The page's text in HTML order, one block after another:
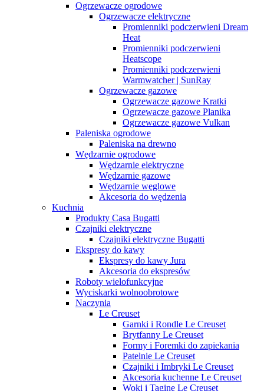
Ogrzewacze ogrodowe
Ogrzewacze elektryczne
Promienniki podczerwieni Dream
Heat
Promienniki podczerwieni
Heatscope
Promienniki podczerwieni
Warmwatcher | SunRay
Ogrzewacze gazowe
Ogrzewacze gazowe Kratki
Ogrzewacze gazowe Planika
Ogrzewacze gazowe Vulkan
Paleniska ogrodowe
Paleniska na drewno
Wędzarnie ogrodowe
Wędzarnie elektryczne
Wędzarnie gazowe
Wędzarnie węglowe
Akcesoria do wędzenia
Kuchnia
Produkty Casa Bugatti
Czajniki elektryczne
Czajniki elektryczne Bugatti
Ekspresy do kawy
Ekspresy do kawy Jura
Akcesoria do ekspresów
Roboty wielofunkcyjne
Wyciskarki wolnoobrotowe
Naczynia
Le Creuset
Garnki i Rondle Le Creuset
Brytfanny Le Creuset
Formy i Foremki do zapiekania
Patelnie Le Creuset
Czajniki i Imbryki Le Creuset
Akcesoria kuchenne Le Creuset
Woki i Tagine Le Creuset